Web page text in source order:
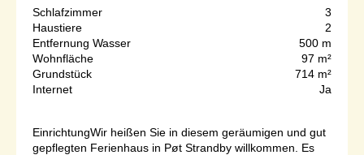
Schlafzimmer
3
Haustiere
2
Entfernung Wasser
500 m
Wohnfläche
97 m²
Grundstück
714 m²
Internet
Ja
EinrichtungWir heißen Sie in diesem geräumigen und gut
gepflegten Ferienhaus in Pøt Strandby willkommen. Es